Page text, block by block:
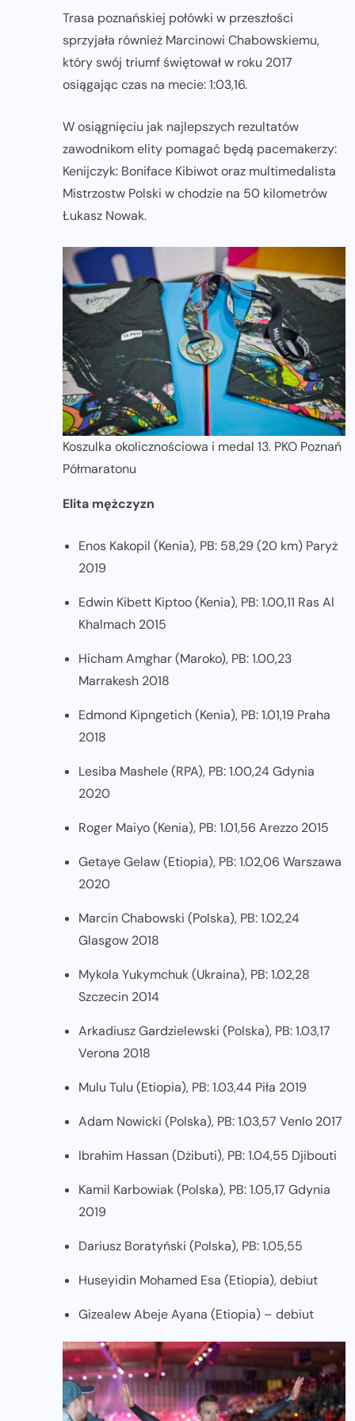
Trasa poznańskiej połówki w przeszłości
sprzyjała również Marcinowi Chabowskiemu,
który swój triumf świętował w roku 2017
osiągając czas na mecie: 1:03,16.
W osiągnięciu jak najlepszych rezultatów
zawodnikom elity pomagać będą pacemakerzy:
Kenijczyk: Boniface Kibiwot oraz multimedalista
Mistrzostw Polski w chodzie na 50 kilometrów
Łukasz Nowak.
Koszulka okolicznościowa i medal 13. PKO Poznań
Półmaratonu
Elita mężczyzn
Enos Kakopil (Kenia), PB: 58,29 (20 km) Paryż
2019
Edwin Kibett Kiptoo (Kenia), PB: 1.00,11 Ras Al
Khalmach 2015
Hicham Amghar (Maroko), PB: 1.00,23
Marrakesh 2018
Edmond Kipngetich (Kenia), PB: 1.01,19 Praha
2018
Lesiba Mashele (RPA), PB: 1.00,24 Gdynia
2020
Roger Maiyo (Kenia), PB: 1.01,56 Arezzo 2015
Getaye Gelaw (Etiopia), PB: 1.02,06 Warszawa
2020
Marcin Chabowski (Polska), PB: 1.02,24
Glasgow 2018
Mykola Yukymchuk (Ukraina), PB: 1.02,28
Szczecin 2014
Arkadiusz Gardzielewski (Polska), PB: 1.03,17
Verona 2018
Mulu Tulu (Etiopia), PB: 1.03,44 Piła 2019
Adam Nowicki (Polska), PB: 1.03,57 Venlo 2017
Ibrahim Hassan (Dżibuti), PB: 1.04,55 Djibouti
Kamil Karbowiak (Polska), PB: 1.05,17 Gdynia
2019
Dariusz Boratyński (Polska), PB: 1.05,55
Huseyidin Mohamed Esa (Etiopia), debiut
Gizealew Abeje Ayana (Etiopia) – debiut